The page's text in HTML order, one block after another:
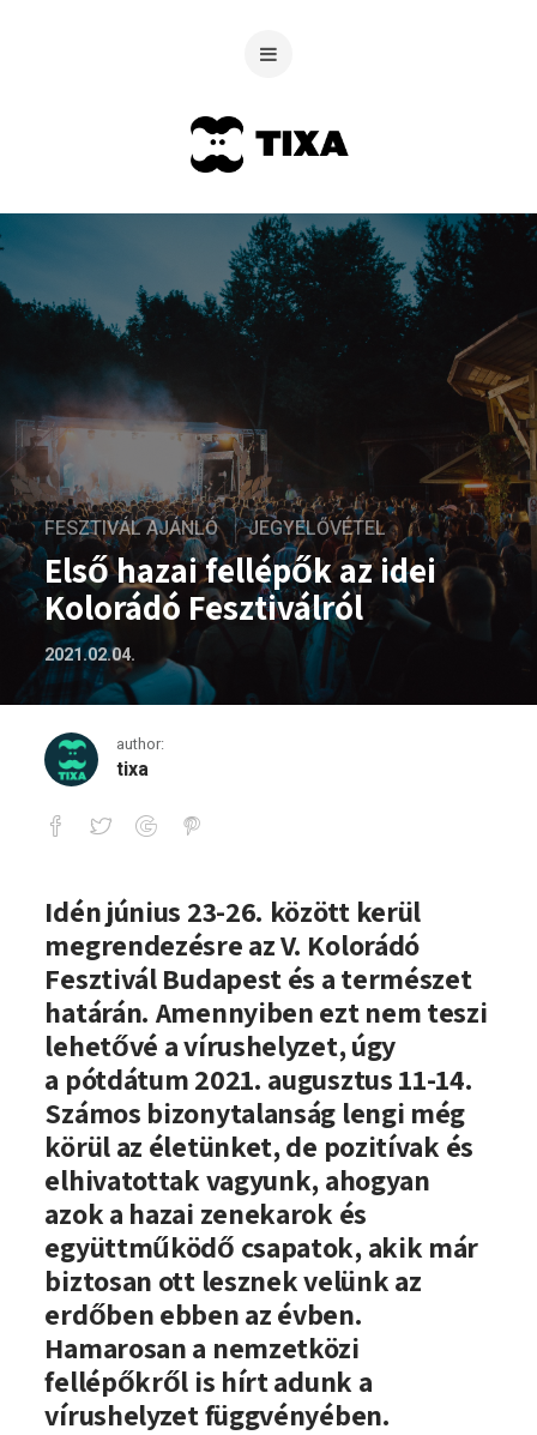
FESZTIVÁL AJÁNLÓ JEGYELŐVÉTEL
Első hazai fellépők az idei
Kolorádó Fesztiválról
2021.02.04.
author:
tixa
Első hazai fellépők az idei Kolorádó
Idén június 23-26. között kerül
megrendezésre azV. Kolorádó
FesztiválBudapest és a természet
határán. Amennyiben ezt nem teszi
lehetővé a vírushelyzet, úgy
a pótdátum2021. augusztus 11-14.
Számos bizonytalanság lengi még
körül az életünket, de pozitívak és
elhivatottak vagyunk, ahogyan
azok a hazai zenekarok és
együttműködő csapatok, akik már
biztosan ott lesznek velünk az
erdőben ebben az évben.
Hamarosan a nemzetközi
fellépőkről is hírt adunk a
vírushelyzet függvényében.